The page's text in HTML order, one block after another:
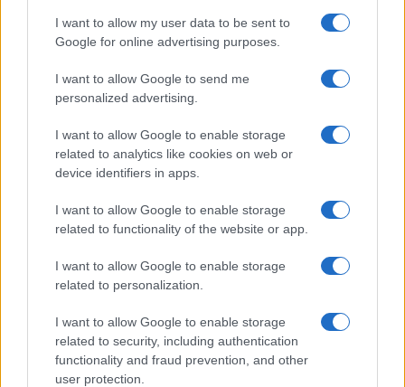
I want to allow my user data to be sent to
Google for online advertising purposes.
I want to allow Google to send me
personalized advertising.
I want to allow Google to enable storage
related to analytics like cookies on web or
device identifiers in apps.
I want to allow Google to enable storage
related to functionality of the website or app.
I want to allow Google to enable storage
related to personalization.
I want to allow Google to enable storage
related to security, including authentication
functionality and fraud prevention, and other
user protection.
consejos para fotografiar eclipses solares
Un eclipse solar es un espectáculo natural que…
CIENCIA Y TECNOLOGÍA
Cómo elegir una carrera STEAM: perfiles
emergentes y competencias clave
Descubre cómo elegir la mejor opción en STEAM:…